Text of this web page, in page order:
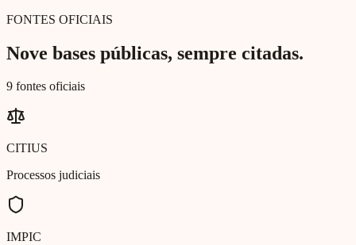
FONTES OFICIAIS
Nove bases públicas, sempre citadas.
9 fontes oficiais
CITIUS
Processos judiciais
IMPIC